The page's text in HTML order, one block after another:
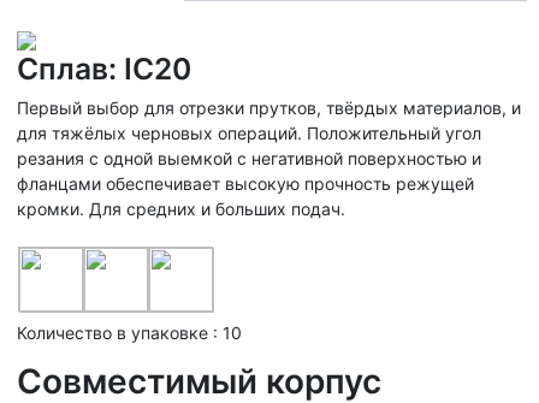
Сплав: IC20
Первый выбор для отрезки прутков, твёрдых материалов, и
для тяжёлых черновых операций. Положительный угол
резания с одной выемкой с негативной поверхностью и
фланцами обеспечивает высокую прочность режущей
кромки. Для средних и больших подач.
Количество в упаковке : 10
Совместимый корпус